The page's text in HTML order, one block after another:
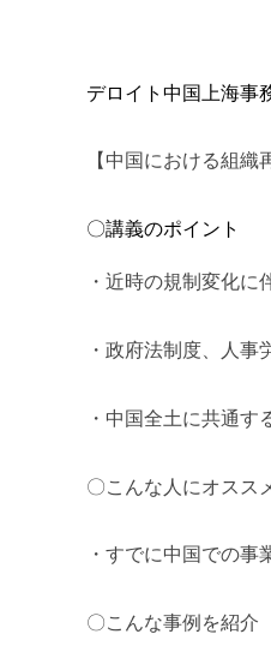
デロイト中国上海事
【中国における組織
〇講義のポイント
・近時の規制変化
・政府法制度、人
・中国全土に共通
〇こんな人にオスス
・すでに中国での
〇こんな事例を紹介